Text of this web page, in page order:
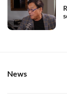
News